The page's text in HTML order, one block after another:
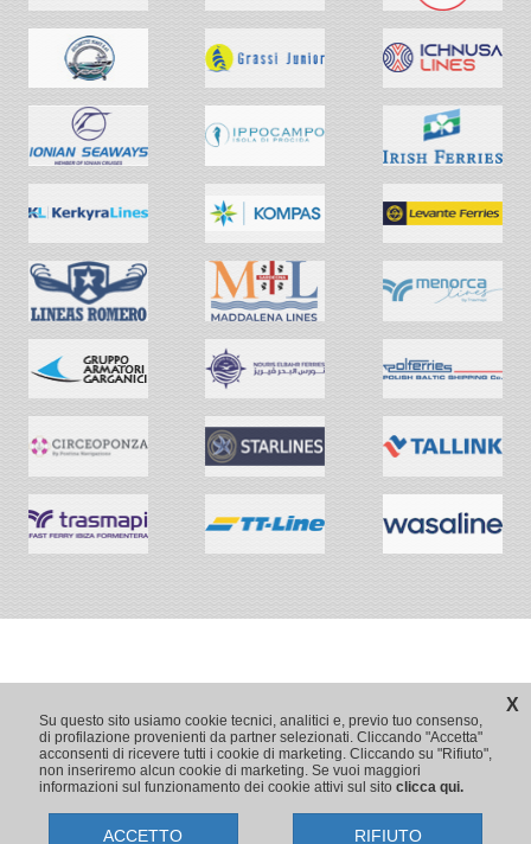
X
Su questo sito usiamo cookie tecnici, analitici e, previo tuo consenso,
di profilazione provenienti da partner selezionati. Cliccando "Accetta"
acconsenti di ricevere tutti i cookie di marketing. Cliccando su "Rifiuto",
non inseriremo alcun cookie di marketing. Se vuoi maggiori
informazioni sul funzionamento dei cookie attivi sul sito clicca qui.
ACCETTO RIFIUTO